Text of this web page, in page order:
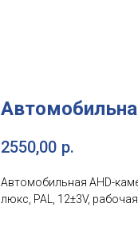
2550,00 р.
Автомобильная AHD-
люкс, PAL, 12±3V,